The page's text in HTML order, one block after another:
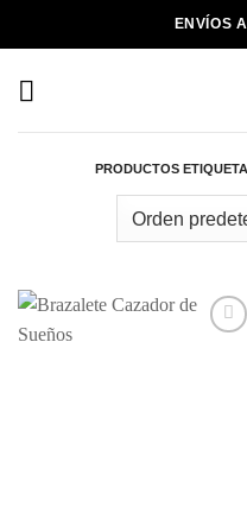
ENVÍOS
PRODUCTOS